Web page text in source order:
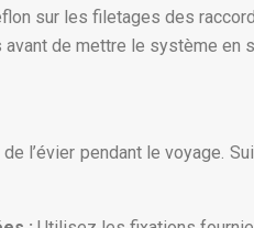
sur les filetages des
avant de mettre le système
l’évier pendant le voyage.